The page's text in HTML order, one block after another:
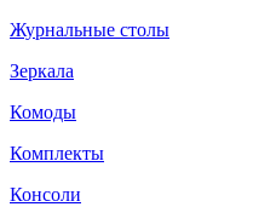
Журнальные столы
Зеркала
Комоды
Комплекты
Консоли